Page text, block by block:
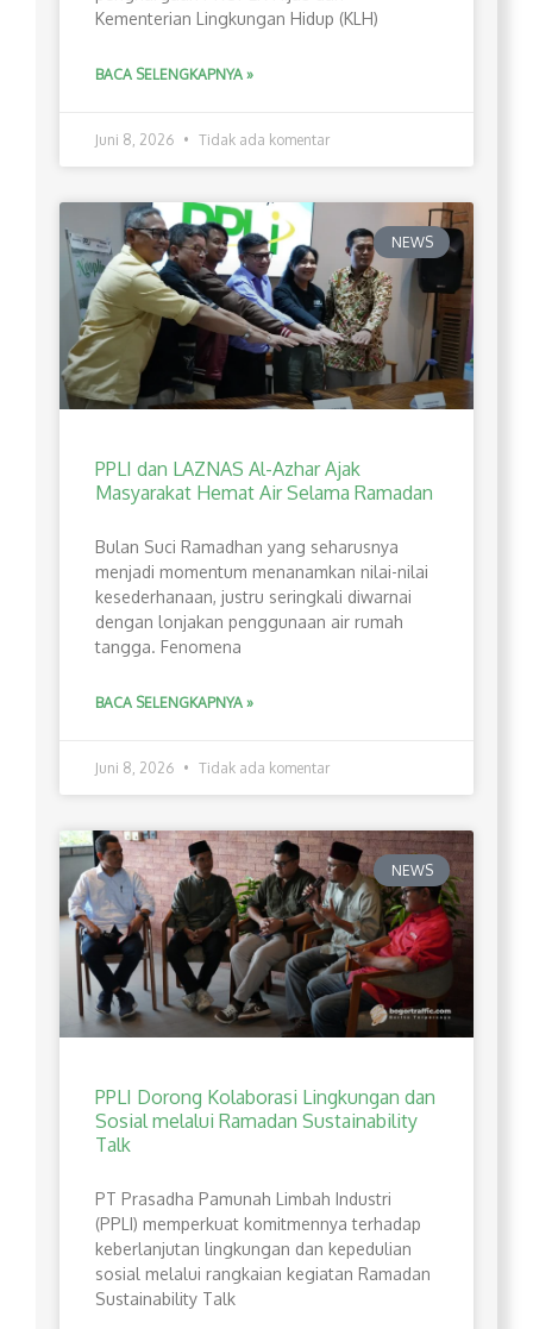
Kementerian Lingkungan Hidup (KLH)
BACA SELENGKAPNYA »
Juni 8, 2026 Tidak ada komentar
NEWS
PPLI dan LAZNAS Al-Azhar Ajak
Masyarakat Hemat Air Selama Ramadan
Bulan Suci Ramadhan yang seharusnya
menjadi momentum menanamkan nilai-nilai
kesederhanaan, justru seringkali diwarnai
dengan lonjakan penggunaan air rumah
tangga. Fenomena
BACA SELENGKAPNYA »
Juni 8, 2026 Tidak ada komentar
NEWS
PPLI Dorong Kolaborasi Lingkungan dan
Sosial melalui Ramadan Sustainability
Talk
PT Prasadha Pamunah Limbah Industri
(PPLI) memperkuat komitmennya terhadap
keberlanjutan lingkungan dan kepedulian
sosial melalui rangkaian kegiatan Ramadan
Sustainability Talk